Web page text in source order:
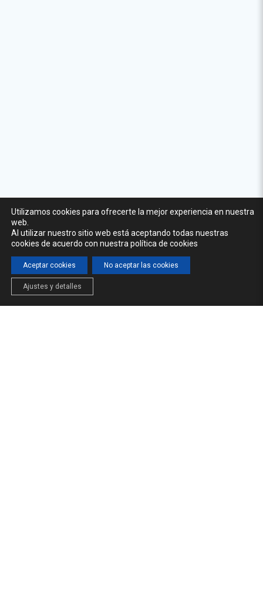
Utilizamos cookies para ofrecerte la mejor experiencia en nuestra
web.
Al utilizar nuestro sitio web está aceptando todas nuestras
cookies de acuerdo con nuestra política de cookies
Aceptar cookies No aceptar las cookies
Ajustes y detalles